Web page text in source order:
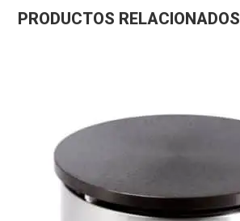
PRODUCTOS RELACIONADOS